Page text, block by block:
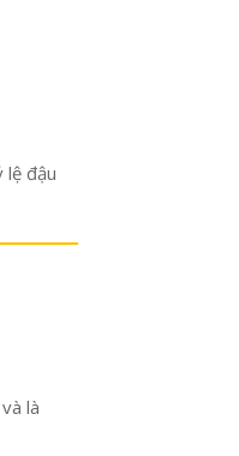
lệ đậu
là